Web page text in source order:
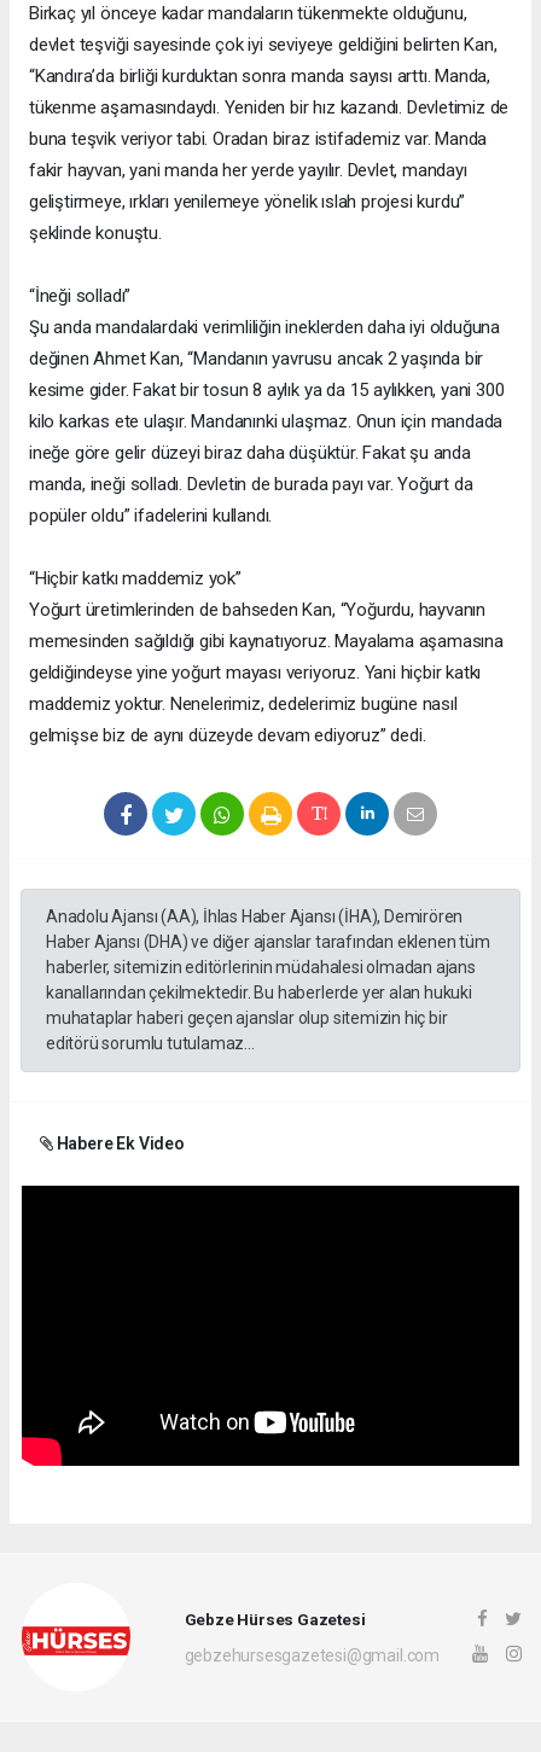
Birkaç yıl önceye kadar mandaların tükenmekte olduğunu,
devlet teşviği sayesinde çok iyi seviyeye geldiğini belirten Kan,
“Kandıra’da birliği kurduktan sonra manda sayısı arttı. Manda,
tükenme aşamasındaydı. Yeniden bir hız kazandı. Devletimiz de
buna teşvik veriyor tabi. Oradan biraz istifademiz var. Manda
fakir hayvan, yani manda her yerde yayılır. Devlet, mandayı
geliştirmeye, ırkları yenilemeye yönelik ıslah projesi kurdu”
şeklinde konuştu.
“İneği solladı”
Şu anda mandalardaki verimliliğin ineklerden daha iyi olduğuna
değinen Ahmet Kan, “Mandanın yavrusu ancak 2 yaşında bir
kesime gider. Fakat bir tosun 8 aylık ya da 15 aylıkken, yani 300
kilo karkas ete ulaşır. Mandanınki ulaşmaz. Onun için mandada
ineğe göre gelir düzeyi biraz daha düşüktür. Fakat şu anda
manda, ineği solladı. Devletin de burada payı var. Yoğurt da
popüler oldu” ifadelerini kullandı.
“Hiçbir katkı maddemiz yok”
Yoğurt üretimlerinden de bahseden Kan, “Yoğurdu, hayvanın
memesinden sağıldığı gibi kaynatıyoruz. Mayalama aşamasına
geldiğindeyse yine yoğurt mayası veriyoruz. Yani hiçbir katkı
maddemiz yoktur. Nenelerimiz, dedelerimiz bugüne nasıl
gelmişse biz de aynı düzeyde devam ediyoruz” dedi.
Anadolu Ajansı (AA), İhlas Haber Ajansı (İHA), Demirören
Haber Ajansı (DHA) ve diğer ajanslar tarafından eklenen tüm
haberler, sitemizin editörlerinin müdahalesi olmadan ajans
kanallarından çekilmektedir. Bu haberlerde yer alan hukuki
muhataplar haberi geçen ajanslar olup sitemizin hiç bir
editörü sorumlu tutulamaz...
Habere Ek Video
Gebze Hürses Gazetesi
gebzehursesgazetesi@gmail.com